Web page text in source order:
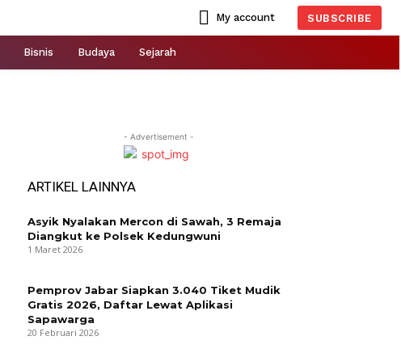
My account SUBSCRIBE
Bisnis Budaya Sejarah
- Advertisement -
ARTIKEL LAINNYA
Asyik Nyalakan Mercon di Sawah, 3 Remaja
Diangkut ke Polsek Kedungwuni
1 Maret 2026
Pemprov Jabar Siapkan 3.040 Tiket Mudik
Gratis 2026, Daftar Lewat Aplikasi
Sapawarga
20 Februari 2026